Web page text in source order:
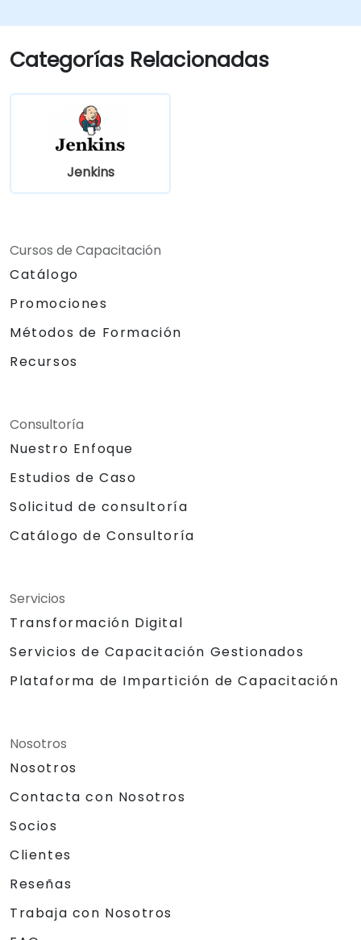
Selenium en Jenkins
Preparar informes de pruebas e informes
periódicos mediante Jenkins
Categorías Relacionadas
Jenkins
Cursos de Capacitación
Catálogo
Promociones
Métodos de Formación
Recursos
Consultoría
Nuestro Enfoque
Estudios de Caso
Solicitud de consultoría
Catálogo de Consultoría
Servicios
Transformación Digital
Servicios de Capacitación Gestionados
Plataforma de Impartición de Capacitación
Nosotros
Nosotros
Contacta con Nosotros
Socios
Clientes
Reseñas
Trabaja con Nosotros